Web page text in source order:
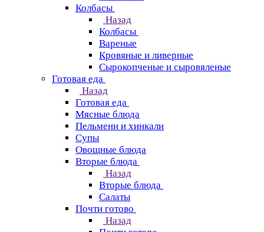
Колбасы
Назад
Колбасы
Вареные
Кровяные и ливерные
Сырокопченые и сыровяленые
Готовая еда
Назад
Готовая еда
Мясные блюда
Пельмени и хинкали
Супы
Овощные блюда
Вторые блюда
Назад
Вторые блюда
Салаты
Почти готово
Назад